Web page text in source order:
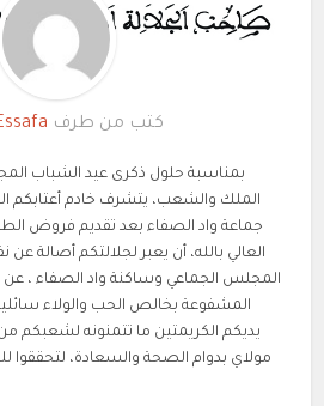
كتب من طرف
بمناسبة حلول ذكرى عيد الشباب
الملك والشعب، يتشرف خادم أعتابكم
جماعة واد الصفاء بعد تقديم فروض
العالي بالله، أن يعبر لجلالتكم أصالة
المجلس الجماعي وساكنة واد الصفاء ، عن
المشفوعة بخالص الحب والولاء
يديكم الكريمتين ما تتمنونه لشعبكم
مولاي بدوام الصحة والسعادة، لتحققوا